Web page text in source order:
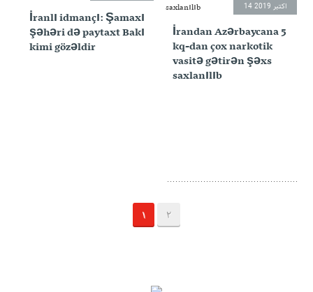
14 اکتبر 2019
İrandan Azərbaycana 5
kq-dan çox narkotik
vasitə gətirən şəxs
saxlanılıb
İranlı idmançı: Şamaxı
şəhəri də paytaxt Bakı
kimi gözəldir
1 2